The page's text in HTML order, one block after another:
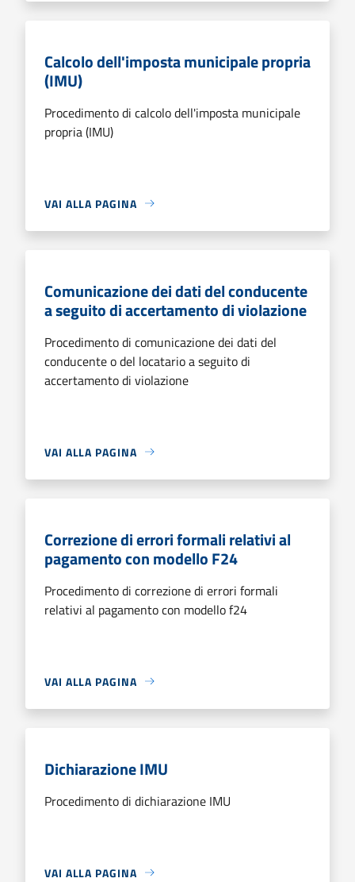
Calcolo dell'imposta municipale propria
(IMU)
Procedimento di calcolo dell'imposta municipale
propria (IMU)
VAI ALLA PAGINA
Comunicazione dei dati del conducente
a seguito di accertamento di violazione
Procedimento di comunicazione dei dati del
conducente o del locatario a seguito di
accertamento di violazione
VAI ALLA PAGINA
Correzione di errori formali relativi al
pagamento con modello F24
Procedimento di correzione di errori formali
relativi al pagamento con modello f24
VAI ALLA PAGINA
Dichiarazione IMU
Procedimento di dichiarazione IMU
VAI ALLA PAGINA